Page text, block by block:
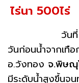
ไร่นา 500ไร่
วันที่ 13 ก.ย
วันก่อนน้ำจากเทื
อ.วังทอง จ.พิษณุ
มีระดับน้ำสูงขึ้นจ